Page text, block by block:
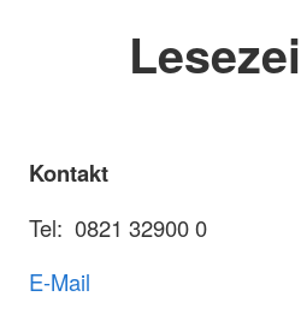
Kontakt
Tel: 0821 32900 0
E-Mail